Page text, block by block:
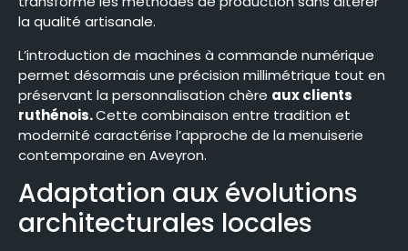
la qualité artisanale.
L’introduction de machines à commande numérique
permet désormais une précision millimétrique tout en
préservant la personnalisation chère aux clients
ruthénois.Cette combinaison entre tradition et
modernité caractérise l’approche de la menuiserie
contemporaine en Aveyron.
Adaptation aux évolutions
architecturales locales